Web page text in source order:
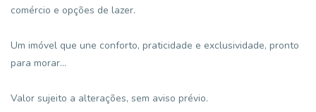
comércio e opções de lazer.
Um imóvel que une conforto, praticidade e exclusividade, pronto
para morar...
Valor sujeito a alterações, sem aviso prévio.